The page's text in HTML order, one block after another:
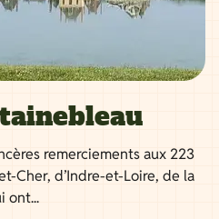
remerciements aux 223
Cher, d’Indre-et-Loire, de la
ont...